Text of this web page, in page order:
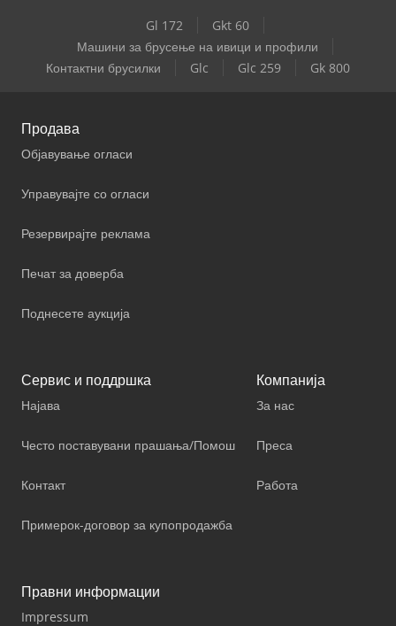
Gl 172
Gkt 60
Машини за брусење на ивици и профили
Контактни брусилки
Glc Glc 259 Gk 800
Продава
Објавување огласи
Управувајте со огласи
Резервирајте реклама
Печат за доверба
Поднесете аукција
Сервис и поддршка
Најава
Често поставувани прашања/Помош
Контакт
Примерок-договор за купопродажба
Компанија
За нас
Преса
Работа
Правни информации
Impressum